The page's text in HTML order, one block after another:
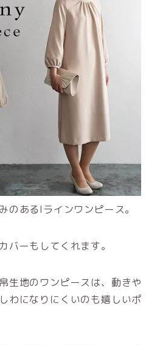
のあるIラインワンピース。
バーもしてくれます。
生地のワンピースは、動きや
わになりにくいのも嬉しいポ